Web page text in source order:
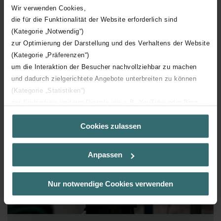
Wir verwenden Cookies,
die für die Funktionalität der Website erforderlich sind
(Kategorie „Notwendig“)
zur Optimierung der Darstellung und des Verhaltens der Website
(Kategorie „Präferenzen“)
um die Interaktion der Besucher nachvollziehbar zu machen
und dadurch zielgerichtete Angebote unterbreiten zu können
(Kategorie „Statistiken“)
(Kategorie „Marketing“)
Über „Details zeigen“ bzw. die Datenschutzerklärung erhalten
Sie weitere Informationen. Durch die Auswahl der Kategorie
der Auswahl von „Statistiken“ willigen Sie ein, dass wir Ihren
Besuchsverlauf auf unserer Website verwenden, um Ihnen die
bestmögliche Nutzererfahrung zu ermöglichen und Ihnen
selbstverständlich über einen Link in der Datenschutzerklärung
Cookies zulassen
Anpassen
Nur notwendige Cookies verwenden